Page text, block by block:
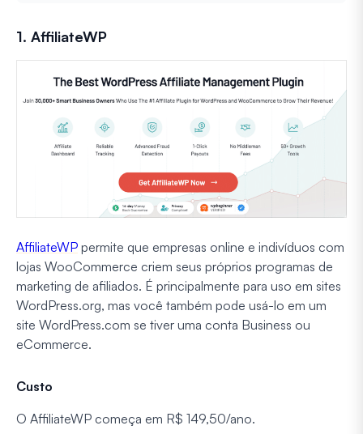
1. AffiliateWP
AffiliateWP permite que empresas online e indivíduos com
lojas WooCommerce criem seus próprios programas de
marketing de afiliados. É principalmente para uso em sites
WordPress.org, mas você também pode usá-lo em um
site WordPress.com se tiver uma conta Business ou
eCommerce.
Custo
O AffiliateWP começa em R$ 149,50/ano.